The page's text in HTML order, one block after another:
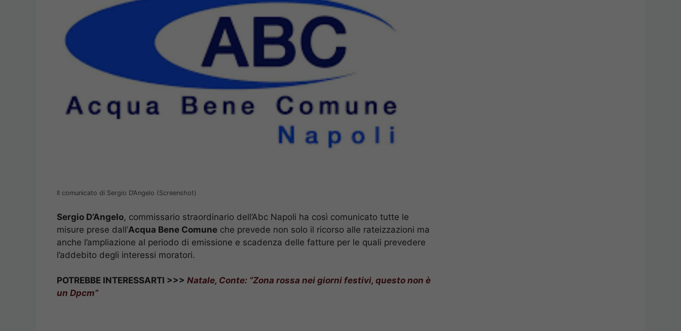
Il comunicato di Sergio D’Angelo (Screenshot)
Sergio D’Angelo, commissario straordinario dell’Abc Napoli ha così comunicato tutte le
misure prese dall’Acqua Bene Comune che prevede non solo il ricorso alle rateizzazioni ma
anche l’ampliazione al periodo di emissione e scadenza delle fatture per le quali prevedere
l’addebito degli interessi moratori.
POTREBBE INTERESSARTI >>> Natale, Conte: “Zona rossa nei giorni festivi, questo non è
un Dpcm”